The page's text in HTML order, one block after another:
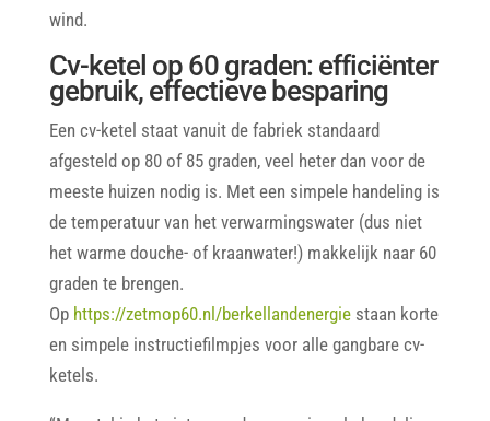
wind.
Cv-ketel op 60 graden: efficiënter
gebruik, effectieve besparing
Een cv-ketel staat vanuit de fabriek standaard
afgesteld op 80 of 85 graden, veel heter dan voor de
meeste huizen nodig is. Met een simpele handeling is
de temperatuur van het verwarmingswater (dus niet
het warme douche- of kraanwater!) makkelijk naar 60
graden te brengen.
Op https://zetmop60.nl/berkellandenergiestaan korte
en simpele instructiefilmpjes voor alle gangbare cv-
ketels.